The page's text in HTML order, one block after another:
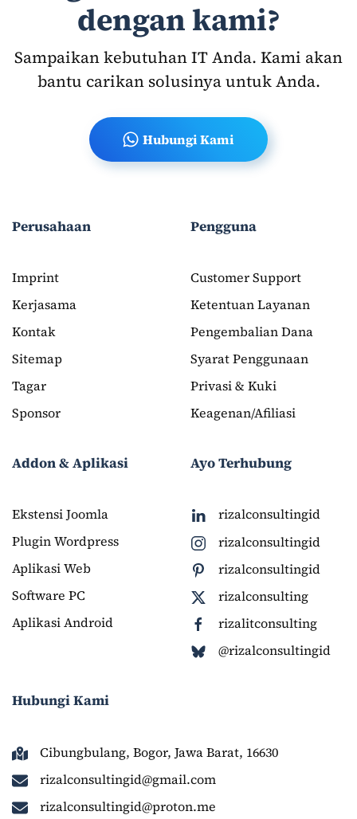
dengan kami?
Sampaikan kebutuhan IT Anda. Kami akan
bantu carikan solusinya untuk Anda.
Hubungi Kami
Perusahaan
Imprint
Kerjasama
Kontak
Sitemap
Tagar
Sponsor
Pengguna
Customer Support
Ketentuan Layanan
Pengembalian Dana
Syarat Penggunaan
Privasi & Kuki
Keagenan/Afiliasi
Addon & Aplikasi
Ekstensi Joomla
Plugin Wordpress
Aplikasi Web
Software PC
Aplikasi Android
Ayo Terhubung
rizalconsultingid
rizalconsultingid
rizalconsultingid
rizalconsulting
rizalitconsulting
@rizalconsultingid
Hubungi Kami
Cibungbulang, Bogor, Jawa Barat, 16630
rizalconsultingid@gmail.com
rizalconsultingid@proton.me